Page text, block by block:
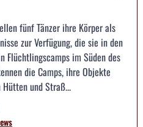
fünf Tänzer ihre Körper als
zur Verfügung, die sie in den
Flüchtlingscamps im Süden des
die Camps, ihre Objekte
und Straß...